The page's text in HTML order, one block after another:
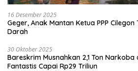
16 Desember 2025
Geger, Anak Mantan Ketua PPP
Darah
30 Oktober 2025
Bareskrim Musnahkan 2,1 Ton Narkoba
Fantastis Capai Rp29 Triliun